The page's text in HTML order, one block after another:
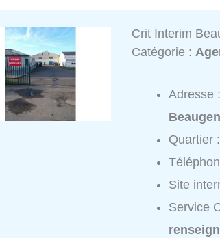
Crit Interim
Catégorie :
Adresse
Quartier :
Site
Service